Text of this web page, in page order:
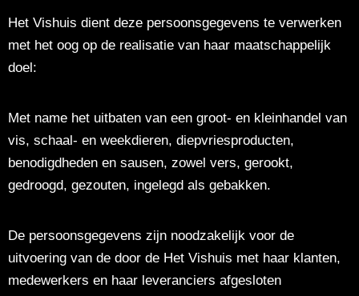
Het Vishuis dient deze persoonsgegevens te verwerken
met het oog op de realisatie van haar maatschappelijk
doel:
Met name het uitbaten van een groot- en kleinhandel van
vis, schaal- en weekdieren, diepvriesproducten,
benodigdheden en sausen, zowel vers, gerookt,
gedroogd, gezouten, ingelegd als gebakken.
De persoonsgegevens zijn noodzakelijk voor de
uitvoering van de door de Het Vishuis met haar klanten,
medewerkers en haar leveranciers afgesloten